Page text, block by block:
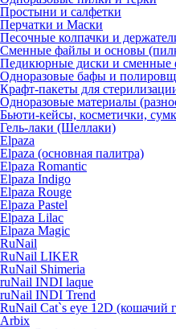
Простыни и салфетки
Перчатки и Маски
Песочные колпачки и
Cменные файлы и основы
Педикюрные диски и сменные
Одноразовые бафы и
Крафт-пакеты для
Одноразовые материалы
Бьюти-кейсы, косметички,
Гель-лаки (Шеллаки)
Elpaza
Elpaza (основная палитра)
Elpaza Romantic
Elpaza Indigo
Elpaza Rouge
Elpaza Pastel
Elpaza Lilac
Elpaza Magic
RuNail
RuNail LIKER
RuNail Shimeria
ruNail INDI laque
ruNail INDI Trend
RuNail Cat`s eye 12D (кошачий
Arbix